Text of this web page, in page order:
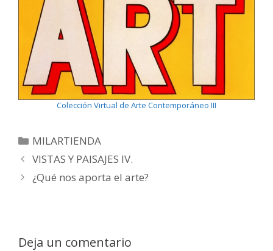
Colección Virtual de Arte Contemporáneo III
MILARTIENDA
VISTAS Y PAISAJES IV.
¿Qué nos aporta el arte?
Deja un comentario